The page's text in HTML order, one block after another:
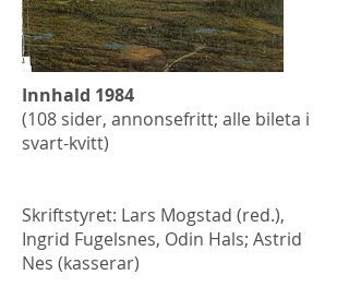
Innhald 1984
(108 sider, annonsefritt; alle bileta i
svart-kvitt)
Skriftstyret: Lars Mogstad (red.),
Ingrid Fugelsnes, Odin Hals; Astrid
Nes (kasserar)